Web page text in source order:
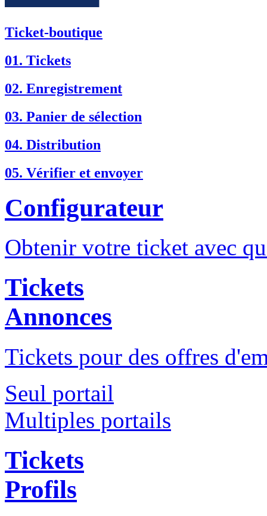
Ticket-boutique
01. Tickets
02. Enregistrement
03. Panier de sélection
04. Distribution
05. Vérifier et envoyer
Configurateur
Obtenir votre ticket avec
Tickets
Annonces
Tickets pour des offres
Seul portail
Multiples portails
Tickets
Profils